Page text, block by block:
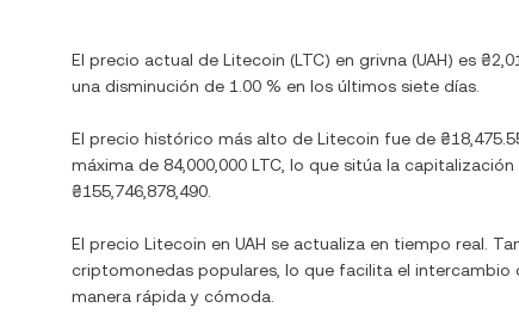
El precio actual de Litecoin (LTC) en grivna (UAH) es
una disminución de 1.00 % en los últimos siete días.
El precio histórico más alto de Litecoin fue de
máxima de 84,000,000 LTC , lo que sitúa la
₴155,746,878,490
El precio Litecoin en UAH se actualiza en tiempo real.
criptomonedas populares, lo que facilita el intercambio
manera rápida y cómoda.